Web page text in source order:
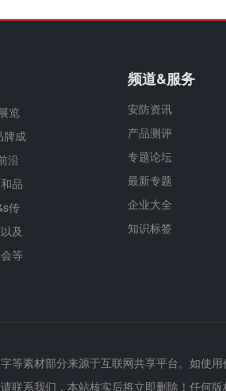
览
牌成
沿
品
传
及
等
频道&服务
安防资讯
产品测评
专题论坛
最新专题
企业大全
知识标签
等素材部分来源于互联网共享平台。如使
联系我们，本站核实后将立即删除！任何